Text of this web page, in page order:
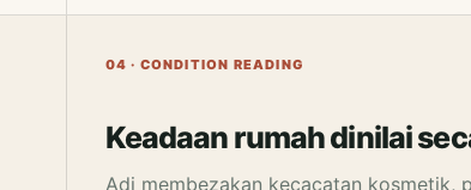
04 · CONDITION READING
Keadaan rumah dinilai
Adi membezakan kecacatan kosmetik,